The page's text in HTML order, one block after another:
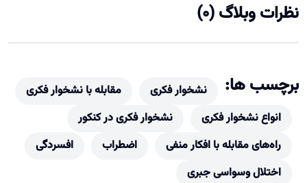
نظرات وبلاگ (0)
برچسب ها: نشخوار فکری
مقابله با نشخوار فکری
انواع نشخوار فکری
نشخوار فکری در کنکور
راه‌های مقابله با افکار منفی
اضطراب
افسردگی
اختلال وسواسی جبری